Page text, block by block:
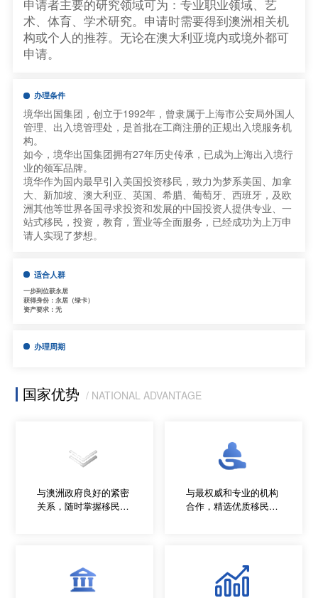
申请者主要的研究领域可为：专业职业领域、艺
术、体育、学术研究。申请时需要得到澳洲相关机
构或个人的推荐。无论在澳大利亚境内或境外都可
申请。
办理条件
境华出国集团，创立于1992年，曾隶属于上海市公安局外国人
管理、出入境管理处，是首批在工商注册的正规出入境服务机
构。
如今，境华出国集团拥有27年历史传承，已成为上海出入境行
业的领军品牌。
境华作为国内最早引入美国投资移民，致力为梦系美国、加拿
大、新加坡、澳大利亚、英国、希腊、葡萄牙、西班牙，及欧
洲其他等世界各国寻求投资和发展的中国投资人提供专业、一
站式移民，投资，教育，置业等全面服务，已经成功为上万申
请人实现了梦想。
适合人群
一步到位获永居
获得身份：永居（绿卡）
资产要求：无
办理周期
国家优势 / NATIONAL ADVANTAGE
与澳洲政府良好的紧密
关系，随时掌握移民动
与最权威和专业的机构
合作，精选优质移民项